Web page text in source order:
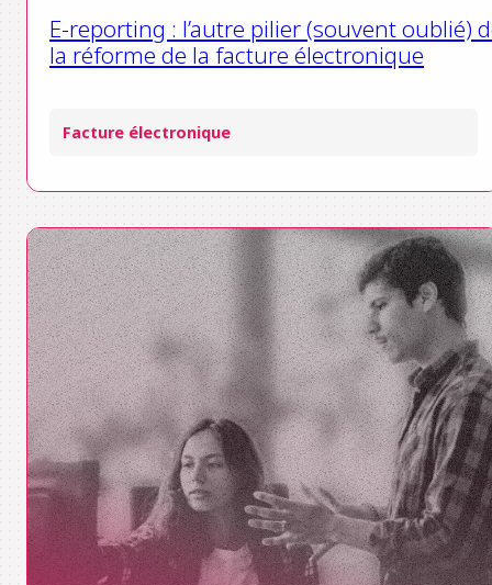
E-reporting : l’autre pilier (souvent oublié)
la réforme de la facture électronique
Facture électronique